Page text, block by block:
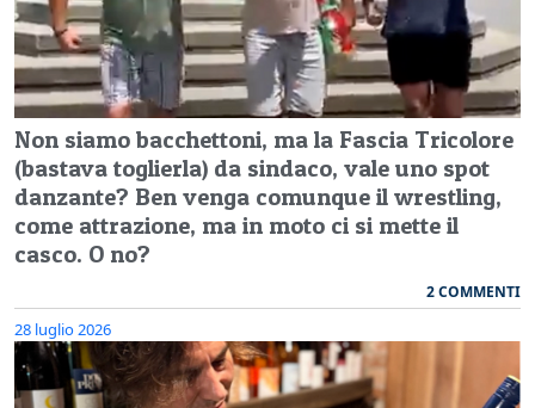
Non siamo bacchettoni, ma la Fascia Tricolore
(bastava toglierla) da sindaco, vale uno spot
danzante? Ben venga comunque il wrestling,
come attrazione, ma in moto ci si mette il
casco. O no?
2 COMMENTI
28 luglio 2026